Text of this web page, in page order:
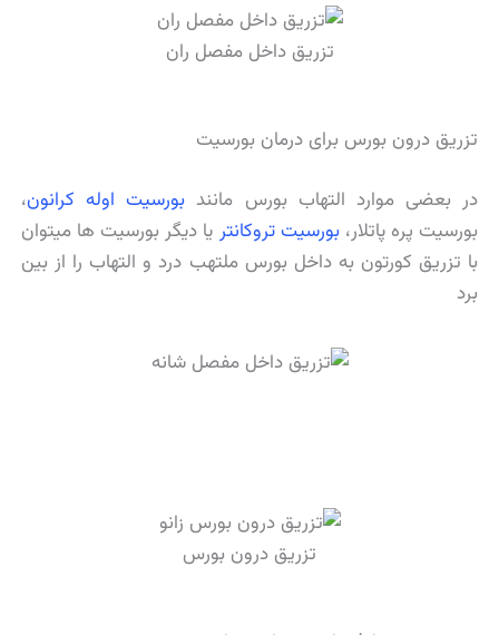
تزریق داخل مفصل ران
تزریق درون بورس برای درمان بورسیت
در بعضی موارد التهاب بورس مانند بورسیت اوله کرانون،
بورسیت پره پاتلار،بورسیت تروکانتر یا دیگر بورسیت ها میتوان
با تزریق کورتون به داخل بورس ملتهب درد و التهاب را از بین
برد
تزریق درون بورس